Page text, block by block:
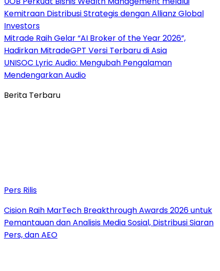
Kemitraan Distribusi Strategis dengan Allianz Global
Investors
Mitrade Raih Gelar “AI Broker of the Year 2026”,
Hadirkan MitradeGPT Versi Terbaru di Asia
UNISOC Lyric Audio: Mengubah Pengalaman
Mendengarkan Audio
Berita Terbaru
Pers Rilis
Cision Raih MarTech Breakthrough Awards 2026 untuk
Pemantauan dan Analisis Media Sosial, Distribusi Siaran
Pers, dan AEO